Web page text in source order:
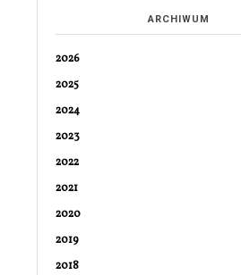
ARCHIWUM
2026
2025
2024
2023
2022
2021
2020
2019
2018